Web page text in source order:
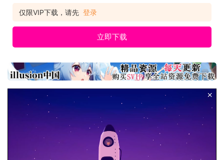
仅限VIP下载，请先 登录
立即下载